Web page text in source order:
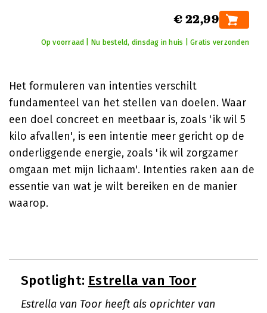
€ 22,99
Op voorraad | Nu besteld, dinsdag in huis | Gratis verzonden
Het formuleren van intenties verschilt
fundamenteel van het stellen van doelen. Waar
een doel concreet en meetbaar is, zoals 'ik wil 5
kilo afvallen', is een intentie meer gericht op de
onderliggende energie, zoals 'ik wil zorgzamer
omgaan met mijn lichaam'. Intenties raken aan de
essentie van wat je wilt bereiken en de manier
waarop.
Spotlight: Estrella van Toor
Estrella van Toor heeft als oprichter van